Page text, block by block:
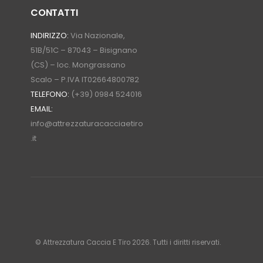
CONTATTI
INDIRIZZO: Via Nazionale,
51B/51C – 87043 – Bisignano
(CS) – loc. Mongrassano
Scalo – P.IVA IT02664800782
TELEFONO: (+39) 0984 524016
EMAIL:
info@attrezzaturacacciaetiro
.it
© Attrezzatura Caccia E Tiro 2026. Tutti i diritti riservati.